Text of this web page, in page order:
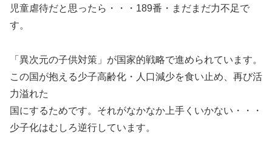
児童虐待だと思ったら・・・189番・まだまだ力不足で
す。
「異次元の子供対策」が国家的戦略で進められています。
この国が抱える少子高齢化・人口減少を食い止め、再び活
力溢れた
国にするためです。それがなかなか上手くいかない・・・
少子化はむしろ逆行しています。